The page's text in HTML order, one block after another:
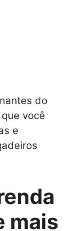
do
você
e
mais